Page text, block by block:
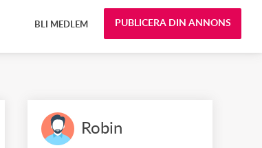
PUBLICERA DIN ANNONS
BLI MEDLEM
Robin